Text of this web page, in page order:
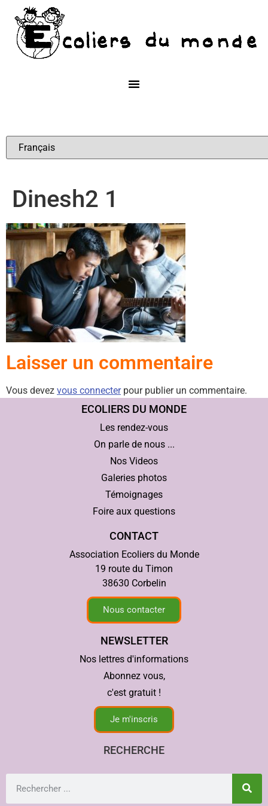
Dinesh2 1
Laisser un commentaire
Vous devez vous connecterpour publier un commentaire.
ECOLIERS DU MONDE
Les rendez-vous
On parle de nous ...
Nos Videos
Galeries photos
Témoignages
Foire aux questions
CONTACT
Association Ecoliers du Monde
19 route du Timon
38630 Corbelin
Nous contacter
NEWSLETTER
Nos lettres d'informations
Abonnez vous,
c'est gratuit !
Je m'inscris
RECHERCHE